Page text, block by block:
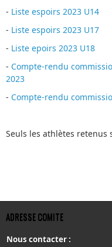
- Liste espoirs 2023 U14
- Liste espoirs 2023 U17
- Liste epoirs 2023 U18
- Compte-rendu
2023
- Compte-rendu
Seuls les athlètes retenus
ADRESSE COMITE
Nous contacter :